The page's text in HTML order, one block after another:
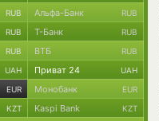
RUB Альфа-Банк RUB
RUB Т-Банк RUB
RUB ВТБ RUB
UAH Приват 24 UAH
EUR Монобанк EUR
KZT Kaspi Bank KZT